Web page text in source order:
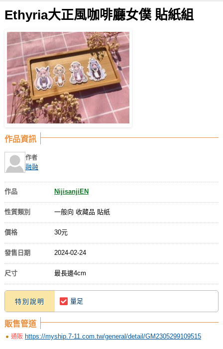
攤位轉讓區
會員中心
註冊會員
登入
Ethyria大正風咖啡廳女僕 貼紙組
作品資訊
作者
融融
作品 NijisanjiEN
性質類別 一般向 收藏品 貼紙
價格 30元
發售日期 2024-02-24
尺寸 最長邊4cm
特別說明 量足
販售管道
通販 https://myship.7-11.com.tw/general/detail/GM2305299109515